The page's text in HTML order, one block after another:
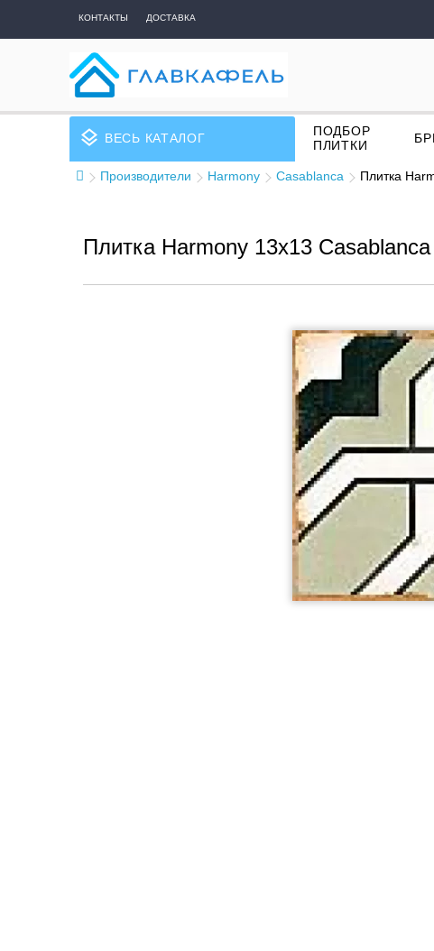
КОНТАКТЫ ДОСТАВКА
layers ВЕСЬ КАТАЛОГ
ПОДБОР
ПЛИТКИ
Производители
Harmony Casablanca Плитка
Плитка Harmony 13x13